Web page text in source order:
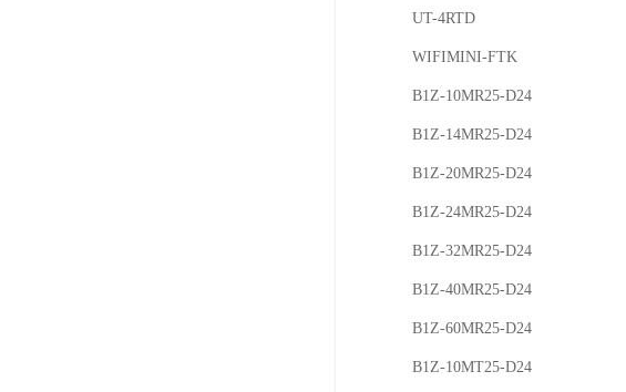
UT-4RTD
WIFIMINI-FTK
B1Z-10MR25-D24
B1Z-14MR25-D24
B1Z-20MR25-D24
B1Z-24MR25-D24
B1Z-32MR25-D24
B1Z-40MR25-D24
B1Z-60MR25-D24
B1Z-10MT25-D24